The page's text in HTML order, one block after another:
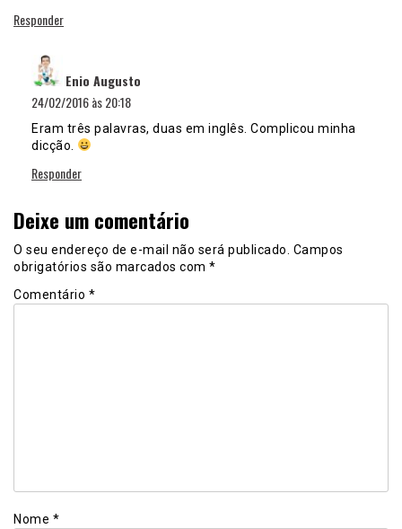
Responder
Enio Augusto
24/02/2016 às 20:18
Eram três palavras, duas em inglês. Complicou minha
dicção.
Responder
Deixe um comentário
O seu endereço de e-mail não será publicado. Campos
obrigatórios são marcados com *
Comentário *
Nome *